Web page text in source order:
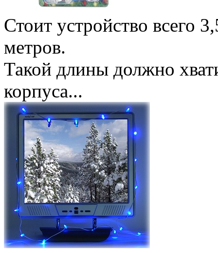
Стоит устройство всего
метров.
Такой длины должно
корпуса...